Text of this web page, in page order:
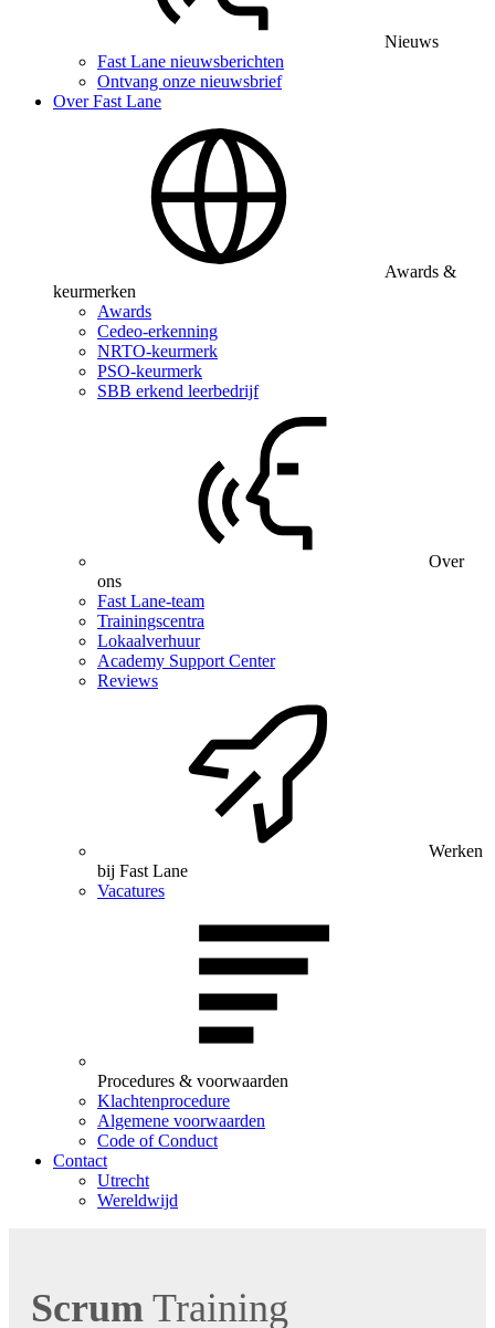
Nieuws
Fast Lane nieuwsberichten
Ontvang onze nieuwsbrief
Over Fast Lane
Awards &
keurmerken
Awards
Cedeo-erkenning
NRTO-keurmerk
PSO-keurmerk
SBB erkend leerbedrijf
Over
ons
Fast Lane-team
Trainingscentra
Lokaalverhuur
Academy Support Center
Reviews
Werken
bij Fast Lane
Vacatures
Procedures & voorwaarden
Klachtenprocedure
Algemene voorwaarden
Code of Conduct
Contact
Utrecht
Wereldwijd
Scrum Training